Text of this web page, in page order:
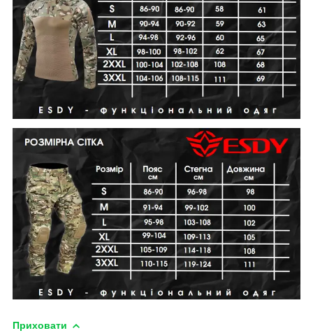
Приховати